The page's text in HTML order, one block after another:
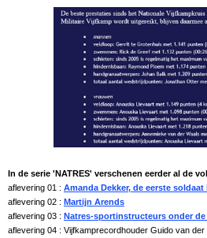
In de serie 'NATRES' verschenen eerder al de
aflevering 01 : Amanda Dekker, de eerste
aflevering 02 : Martijn Arends
aflevering 03 : Natres-sportinstructeurs onder de
aflevering 04 : Vijfkamprecordhouder Guido van der